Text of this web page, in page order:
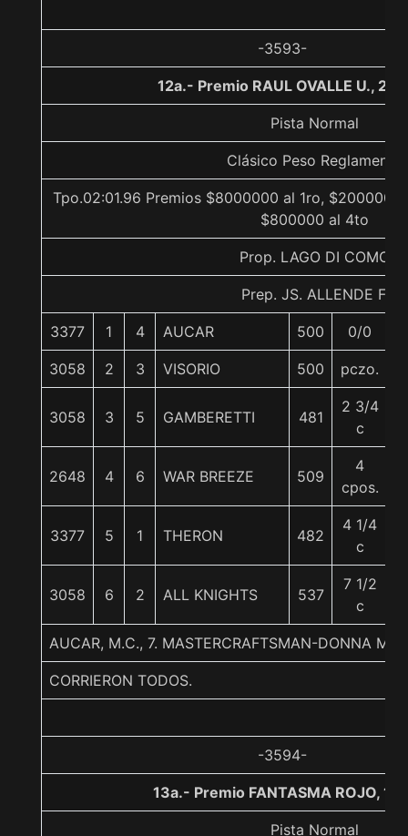
-3593-
12a.- Premio RAUL OVALLE U.,
Pista Normal
Clásico Peso Reglamento
Tpo.02:01.96 Premios $8000000 al 1ro,
$800000 al 4to
Prop. LAGO DI COMO
Prep. JS. ALLENDE F.
3377 1 4 AUCAR 500 0/0
3058 2 3 VISORIO 500 pczo.
3058 3 5 GAMBERETTI 481
2 3/4
c
2648 4 6 WAR BREEZE 509
4
cpos.
3377 5 1 THERON 482
4 1/4
c
3058 6 2 ALL KNIGHTS 537
7 1/2
c
AUCAR, M.C., 7. MASTERCRAFTSMAN-DONNA
CORRIERON TODOS.
-3594-
13a.- Premio FANTASMA ROJO,
Pista Normal